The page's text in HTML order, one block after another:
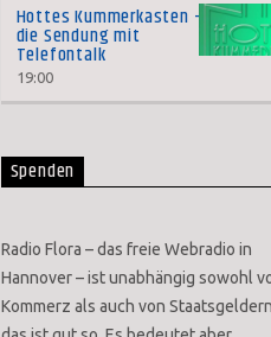
Hottes Kummerkasten –
die Sendung mit
Telefontalk
19:00
Spenden
Radio Flora – das freie Webradio in
Hannover – ist unabhängig sowohl
Kommerz als auch von